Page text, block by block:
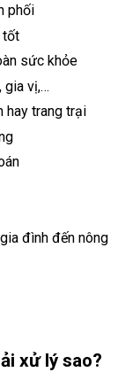
phối
tốt
sức khỏe
gia vị,…
hay trang trại
đình đến nông
xử lý sao?